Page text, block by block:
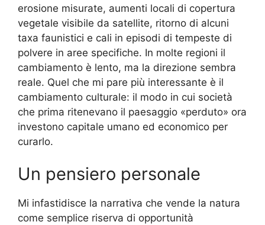
erosione misurate, aumenti locali di copertura
vegetale visibile da satellite, ritorno di alcuni
taxa faunistici e cali in episodi di tempeste di
polvere in aree specifiche. In molte regioni il
cambiamento è lento, ma la direzione sembra
reale. Quel che mi pare più interessante è il
cambiamento culturale: il modo in cui società
che prima ritenevano il paesaggio «perduto» ora
investono capitale umano ed economico per
curarlo.
Un pensiero personale
Mi infastidisce la narrativa che vende la natura
come semplice riserva di opportunità